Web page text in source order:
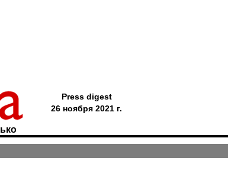
Press digest
26 ноября 2021 г.